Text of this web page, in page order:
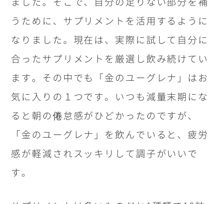
うために、サプリメントを活用するように
なりました。現在は、実際に試して自分に
合ったサプリメントを厳選し飲み続けてい
ます。その中でも「金のユーグレナ」はお
気に入りの１つです。いつも減量末期にな
ると朝の倦怠感がひどかったのですが、
「金のユーグレナ」を飲んでいると、疲労
感が軽減されスッキリして調子がいいで
す。